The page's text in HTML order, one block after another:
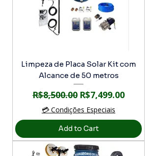
Limpeza de Placa Solar Kit com
Alcance de 50 metros
Regular Price
R$8,500.00 Sale Price
R$7,499.00
💳 Condições Especiais
Add to Cart